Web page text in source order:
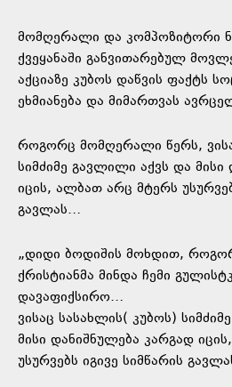
მომღერალი და კომპოზიტორი
ქვეყანაში განვითარებულ
აქციაზე კუბოს დაწვის ფაქტს
ეხმიანება და მიმართვას
როგორც მომღერალი წერს,
სიმძიმე გავლილი აქვს და
იცის, ალბათ არც მტერს
გავლას…
„დიდი ბოდიშის მოხდით,
ქრისტიანმა მინდა ჩემი
დავაფიქსირო…
ვისაც სასახლის( კუბოს)
მისი დანიშნულება კარგად
უსურვებს იგივე სიმწარის